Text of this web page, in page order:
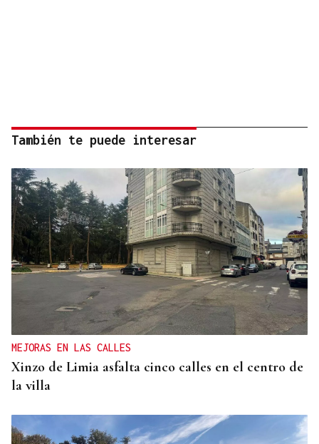
También te puede interesar
MEJORAS EN LAS CALLES
Xinzo de Limia asfalta cinco calles en el centro de
la villa